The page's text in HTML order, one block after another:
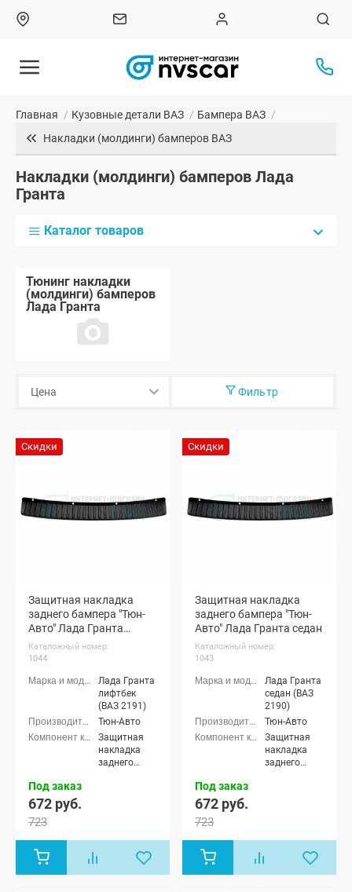
Главная / Кузовные детали ВАЗ / Бампера ВАЗ /
Накладки (молдинги) бамперов ВАЗ
Накладки (молдинги) бамперов Лада
Гранта
Каталог товаров
Тюнинг накладки
(молдинги) бамперов
Лада Гранта
Фильтр
Скидки
Защитная накладка
заднего бампера "Тюн-
Авто" Лада Гранта
лифтбек
Каталожный номер:
1044
Лада Гранта
лифтбек
(ВАЗ 2191)
Тюн-Авто
Защитная
накладка
заднего
Под заказ
672 руб.
723
Скидки
Защитная накладка
заднего бампера "Тюн-
Авто" Лада Гранта седан
Каталожный номер:
1043
Лада Гранта
седан (ВАЗ
2190)
Тюн-Авто
Защитная
накладка
заднего
Под заказ
672 руб.
723